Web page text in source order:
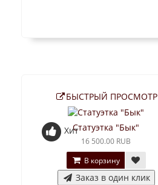
БЫСТРЫЙ ПРОСМОТР
ХитСтатуэтка "Бык"
16 500.00 RUB
В корзину
Заказ в один клик